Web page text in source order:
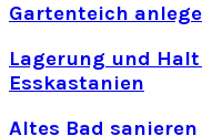
Gartenteich
Lagerung und
Esskastanien
Altes Bad